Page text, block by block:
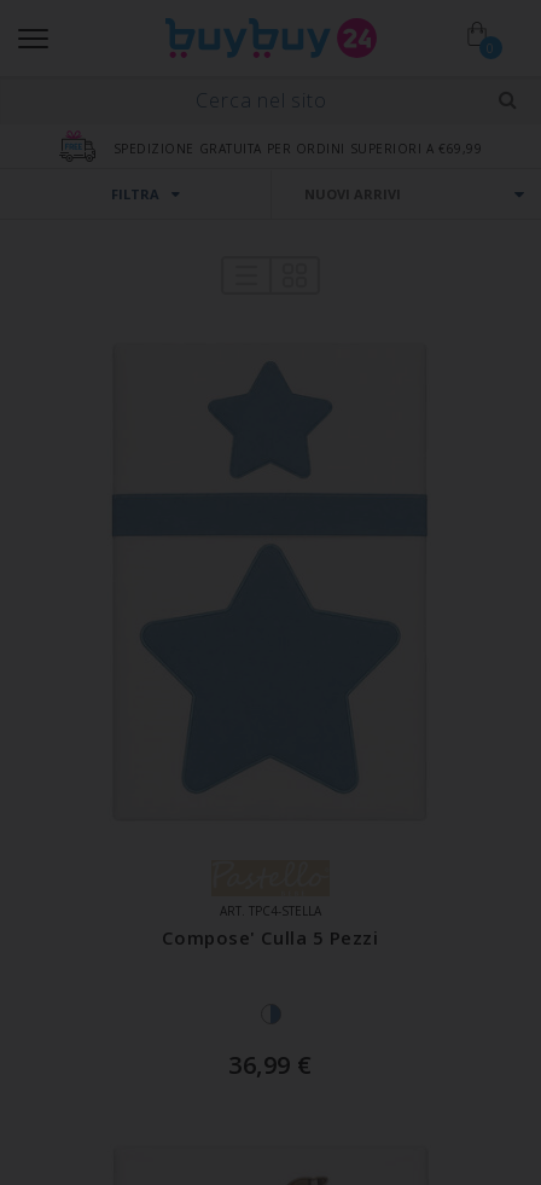
0
SPEDIZIONE GRATUITA PER ORDINI SUPERIORI A €69,99
FILTRA
ART. TPC4-STELLA
Compose' Culla 5 Pezzi
36,99 €